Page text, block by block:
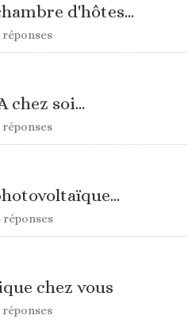
d'hôtes...
réponses
chez soi...
réponses
réponses
chez vous
réponses